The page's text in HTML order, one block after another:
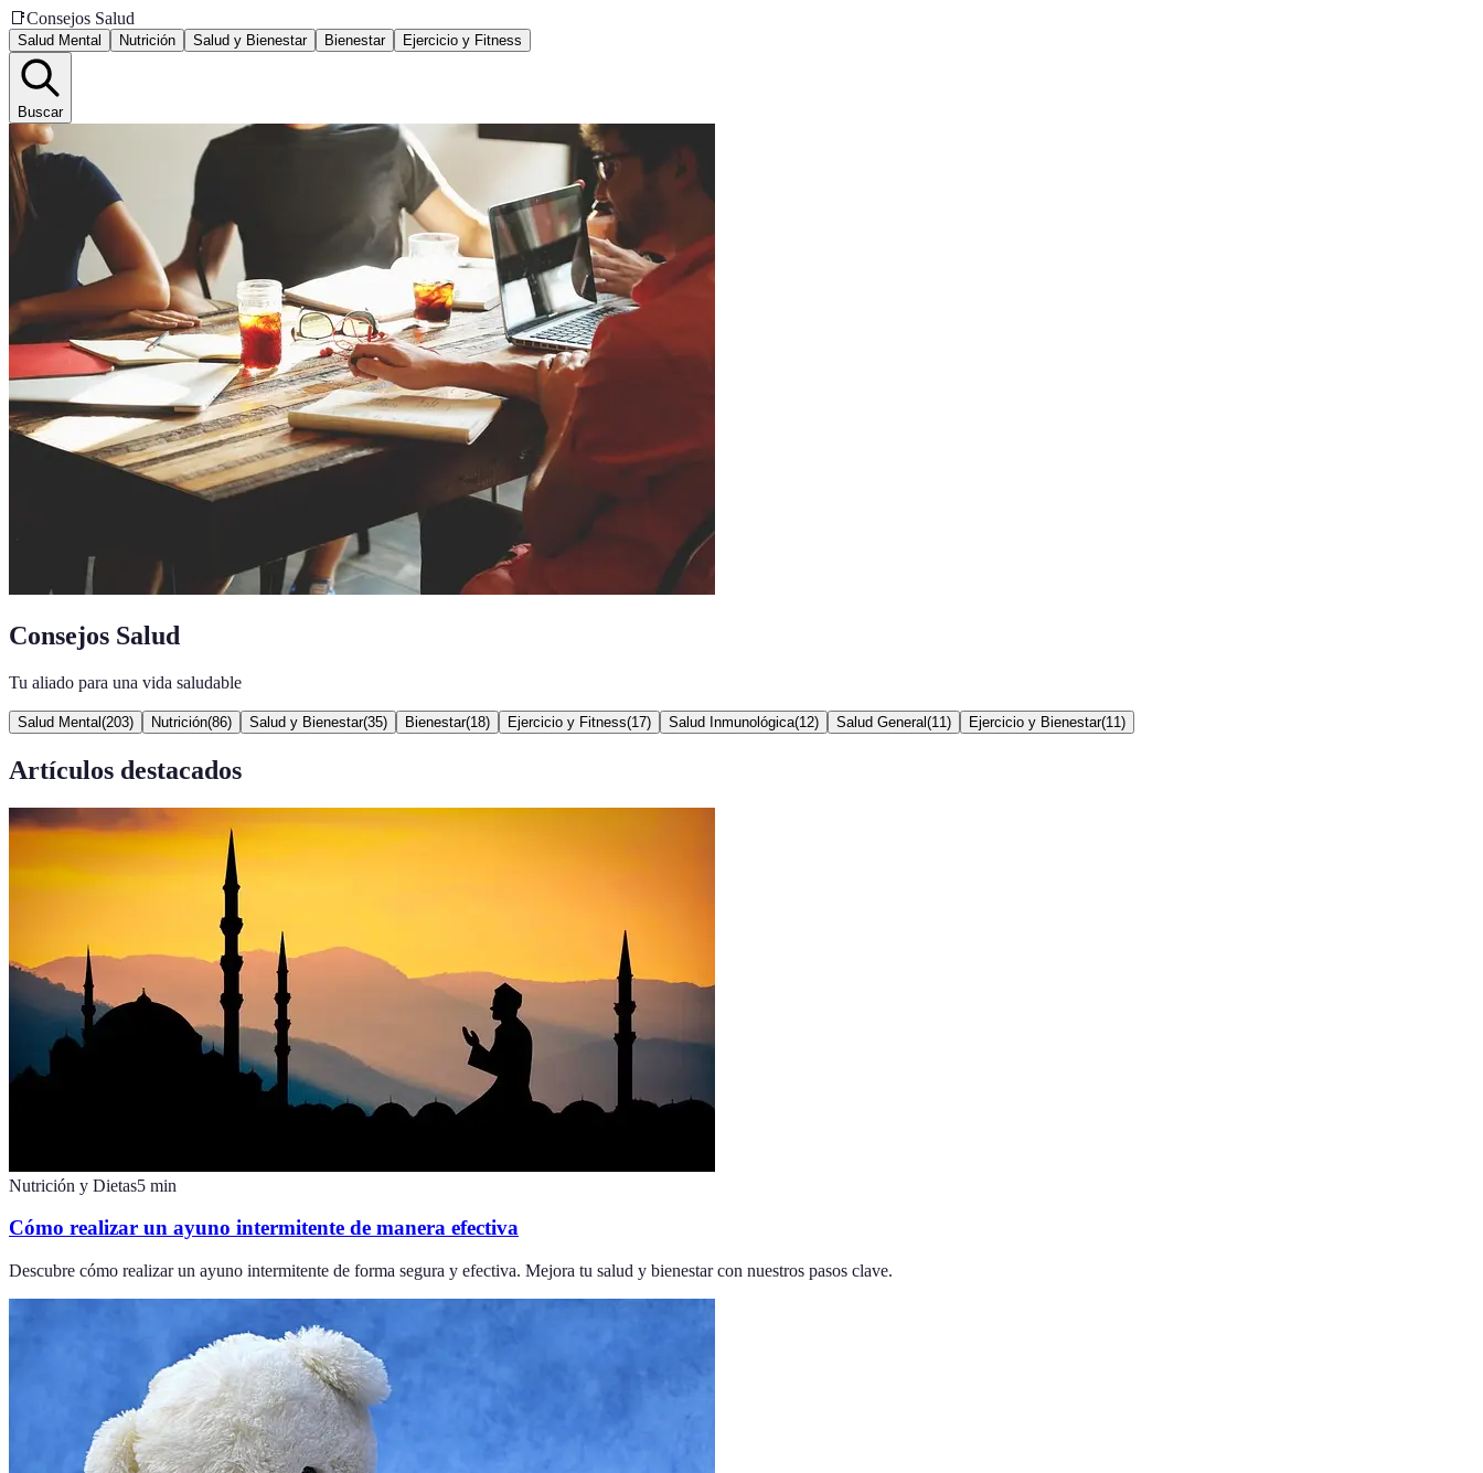
📑Consejos Salud
Salud Mental Nutrición Salud y Bienestar Bienestar Ejercicio y Fitness
Buscar
Consejos Salud
Tu aliado para una vida saludable
Salud Mental (203) Nutrición(86) Salud y Bienestar(35) Bienestar(18) Ejercicio y Fitness(17) Salud Inmunológica(12) Salud General (11 ) Ejercicio y Bienestar(11 )
Artículos destacados
Nutrición y Dietas5 min
Cómo realizar un ayuno intermitente de manera efectiva
Descubre cómo realizar un ayuno intermitente de forma segura y efectiva. Mejora tu salud y bienestar con nuestros pasos clave.